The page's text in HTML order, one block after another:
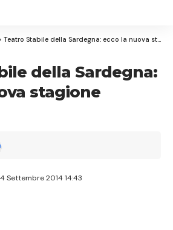
Resizer
Teatro Stabile della Sardegna: ecco la nuova stagione 2014/2015
della Sardegna:
stagione
Settembre 2014 14:43